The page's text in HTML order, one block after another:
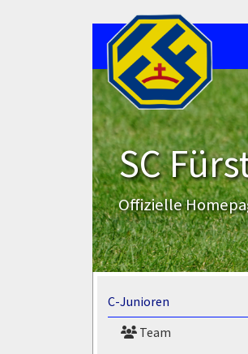
SC
Offizielle
C-Junioren
Team